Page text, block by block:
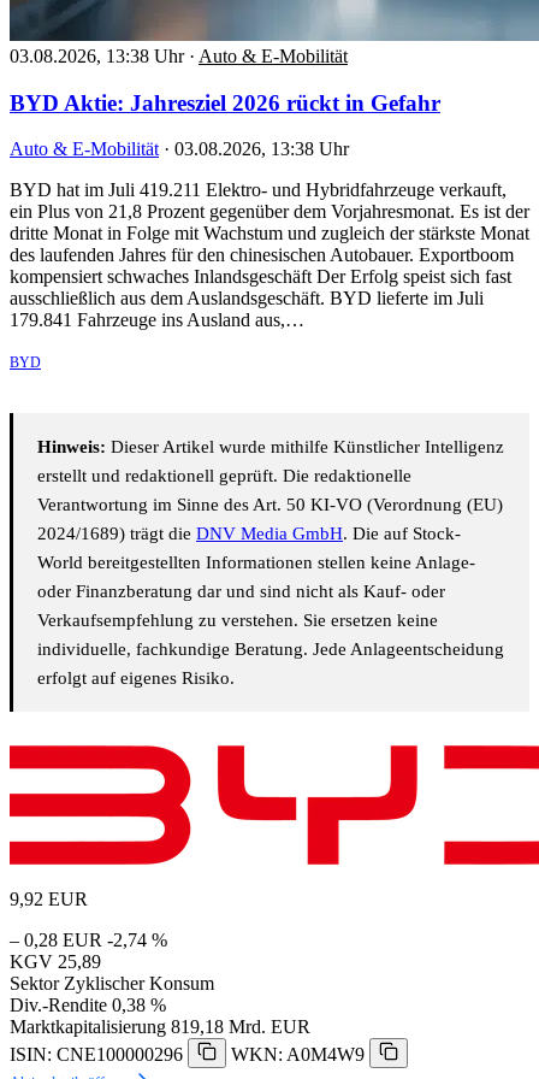
03.08.2026, 13:38 Uhr · Auto & E-Mobilität
BYD Aktie: Jahresziel 2026 rückt in Gefahr
Auto & E-Mobilität · 03.08.2026, 13:38 Uhr
BYD hat im Juli 419.211 Elektro- und Hybridfahrzeuge verkauft,
ein Plus von 21,8 Prozent gegenüber dem Vorjahresmonat. Es ist der
dritte Monat in Folge mit Wachstum und zugleich der stärkste Monat
des laufenden Jahres für den chinesischen Autobauer. Exportboom
kompensiert schwaches Inlandsgeschäft Der Erfolg speist sich fast
ausschließlich aus dem Auslandsgeschäft. BYD lieferte im Juli
179.841 Fahrzeuge ins Ausland aus,…
BYD
Hinweis: Dieser Artikel wurde mithilfe Künstlicher Intelligenz
erstellt und redaktionell geprüft. Die redaktionelle
Verantwortung im Sinne des Art. 50 KI-VO (Verordnung (EU)
2024/1689) trägt die DNV Media GmbH. Die auf Stock-
World bereitgestellten Informationen stellen keine Anlage-
oder Finanzberatung dar und sind nicht als Kauf- oder
Verkaufsempfehlung zu verstehen. Sie ersetzen keine
individuelle, fachkundige Beratung. Jede Anlageentscheidung
erfolgt auf eigenes Risiko.
9,92 EUR
– 0,28 EUR -2,74 %
KGV 25,89
Sektor Zyklischer Konsum
Div.-Rendite 0,38 %
Marktkapitalisierung 819,18 Mrd. EUR
ISIN: CNE100000296
WKN: A0M4W9